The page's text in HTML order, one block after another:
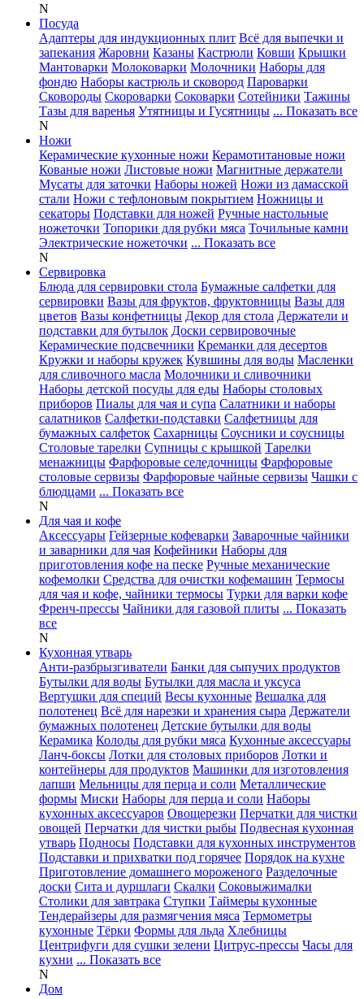
N
Посуда
Адаптеры для индукционных плит Всё для выпечки и
запекания Жаровни Казаны Кастрюли Ковши Крышки
Мантоварки Молоковарки Молочники Наборы для
фондю Наборы кастрюль и сковород Пароварки
Сковороды Скороварки Соковарки Сотейники Тажины
Тазы для варенья Утятницы и Гусятницы ... Показать все
N
Ножи
Керамические кухонные ножи Керамотитановые ножи
Кованые ножи Листовые ножи Магнитные держатели
Мусаты для заточки Наборы ножей Ножи из дамасской
стали Ножи с тефлоновым покрытием Ножницы и
секаторы Подставки для ножей Ручные настольные
ножеточки Топорики для рубки мяса Точильные камни
Электрические ножеточки ... Показать все
N
Сервировка
Блюда для сервировки стола Бумажные салфетки для
сервировки Вазы для фруктов, фруктовницы Вазы для
цветов Вазы конфетницы Декор для стола Держатели и
подставки для бутылок Доски сервировочные
Керамические подсвечники Креманки для десертов
Кружки и наборы кружек Кувшины для воды Масленки
для сливочного масла Молочники и сливочники
Наборы детской посуды для еды Наборы столовых
приборов Пиалы для чая и супа Салатники и наборы
салатников Салфетки-подставки Салфетницы для
бумажных салфеток Сахарницы Соусники и соусницы
Столовые тарелки Супницы с крышкой Тарелки
менажницы Фарфоровые селедочницы Фарфоровые
столовые сервизы Фарфоровые чайные сервизы Чашки с
блюдцами ... Показать все
N
Для чая и кофе
Аксессуары Гейзерные кофеварки Заварочные чайники
и заварники для чая Кофейники Наборы для
приготовления кофе на песке Ручные механические
кофемолки Средства для очистки кофемашин Термосы
для чая и кофе, чайники термосы Турки для варки кофе
Френч-прессы Чайники для газовой плиты ... Показать
все
N
Кухонная утварь
Анти-разбрызгиватели Банки для сыпучих продуктов
Бутылки для воды Бутылки для масла и уксуса
Вертушки для специй Весы кухонные Вешалка для
полотенец Всё для нарезки и хранения сыра Держатели
бумажных полотенец Детские бутылки для воды
Керамика Колоды для рубки мяса Кухонные аксессуары
Ланч-боксы Лотки для столовых приборов Лотки и
контейнеры для продуктов Машинки для изготовления
лапши Мельницы для перца и соли Металлические
формы Миски Наборы для перца и соли Наборы
кухонных аксессуаров Овощерезки Перчатки для чистки
овощей Перчатки для чистки рыбы Подвесная кухонная
утварь Подносы Подставки для кухонных инструментов
Подставки и прихватки под горячее Порядок на кухне
Приготовление домашнего мороженого Разделочные
доски Сита и дуршлаги Скалки Соковыжималки
Столики для завтрака Ступки Таймеры кухонные
Тендерайзеры для размягчения мяса Термометры
кухонные Тёрки Формы для льда Хлебницы
Центрифуги для сушки зелени Цитрус-прессы Часы для
кухни ... Показать все
N
Дом